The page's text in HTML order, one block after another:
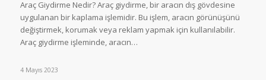
Araç Giydirme Nedir? Araç giydirme, bir aracın dış gövdesine
uygulanan bir kaplama işlemidir. Bu işlem, aracın görünüşünü
değiştirmek, korumak veya reklam yapmak için kullanılabilir.
Araç giydirme işleminde, aracın…
4 Mayıs 2023